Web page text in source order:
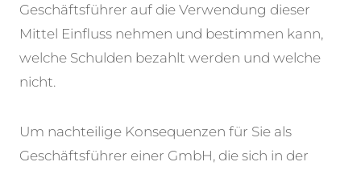
Geschäftsführer auf die Verwendung dieser
Mittel Einfluss nehmen und bestimmen kann,
welche Schulden bezahlt werden und welche
nicht.
Um nachteilige Konsequenzen für Sie als
Geschäftsführer einer GmbH, die sich in der